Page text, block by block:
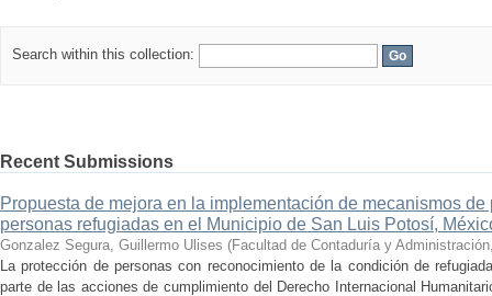
Search within this collection:
Recent Submissions
Propuesta de mejora en la implementación de mecanismos
personas refugiadas en el Municipio de San Luis Potosí,
Gonzalez Segura, Guillermo Ulises (Facultad de Contaduría y Administración
La protección de personas con reconocimiento de la condición de
parte de las acciones de cumplimiento del Derecho Internacional